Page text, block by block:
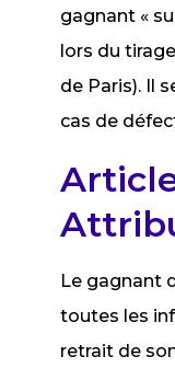
gagnant «
lors du
de Paris). Il
cas de
Le gagnant
toutes les
retrait de